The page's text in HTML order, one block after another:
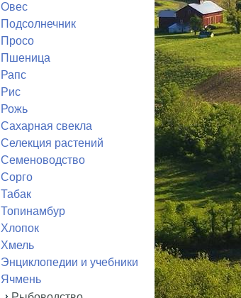
Овес
Подсолнечник
Просо
Пшеница
Рапс
Рис
Рожь
Сахарная свекла
Селекция растений
Семеноводство
Сорго
Табак
Топинамбур
Хлопок
Хмель
Энциклопедии и учебники
Ячмень